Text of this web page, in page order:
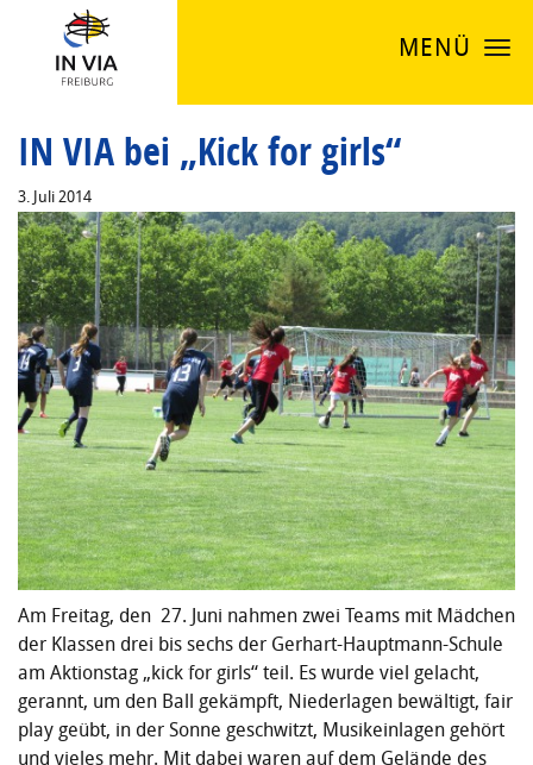
MENÜ
IN VIA bei „Kick for girls“
3. Juli 2014
Am Freitag, den 27. Juni nahmen zwei Teams mit Mädchen
der Klassen drei bis sechs der Gerhart-Hauptmann-Schule
am Aktionstag „kick for girls“ teil. Es wurde viel gelacht,
gerannt, um den Ball gekämpft, Niederlagen bewältigt, fair
play geübt, in der Sonne geschwitzt, Musikeinlagen gehört
und vieles mehr. Mit dabei waren auf dem Gelände des